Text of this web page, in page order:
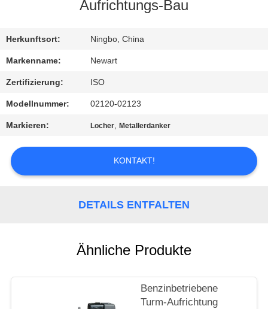
SIE
UNS
FORDERN
SIE
ZITAT
Aufrichtungs-Bau
Herkunftsort: Ningbo, China
Markenname: Newart
Zertifizierung: ISO
Modellnummer: 02120-02123
Markieren: Locher,Metallerdanker
KONTAKT!
DETAILS ENTFALTEN
Ähnliche Produkte
Benzinbetriebene
Turm-Aufrichtung